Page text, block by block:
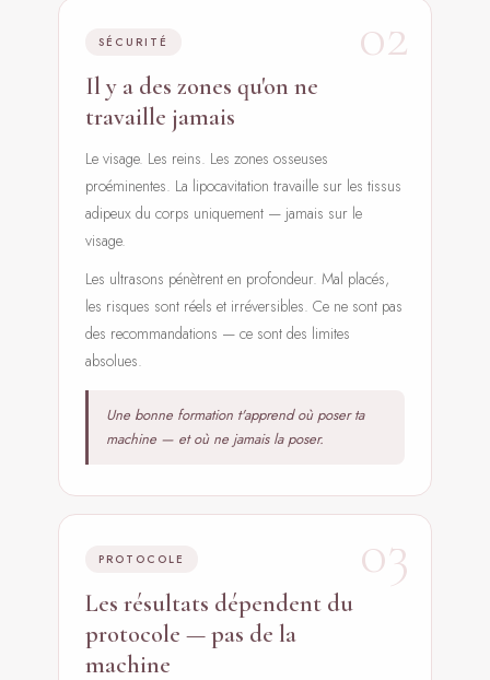
02
SÉCURITÉ
Il y a des zones qu'on ne
travaille jamais
Le visage. Les reins. Les zones osseuses
proéminentes. La lipocavitation travaille sur les tissus
adipeux du corps uniquement — jamais sur le
visage.
Les ultrasons pénètrent en profondeur. Mal placés,
les risques sont réels et irréversibles. Ce ne sont pas
des recommandations — ce sont des limites
absolues.
Une bonne formation t'apprend où poser ta
machine — et où ne jamais la poser.
03
PROTOCOLE
Les résultats dépendent du
protocole — pas de la
machine